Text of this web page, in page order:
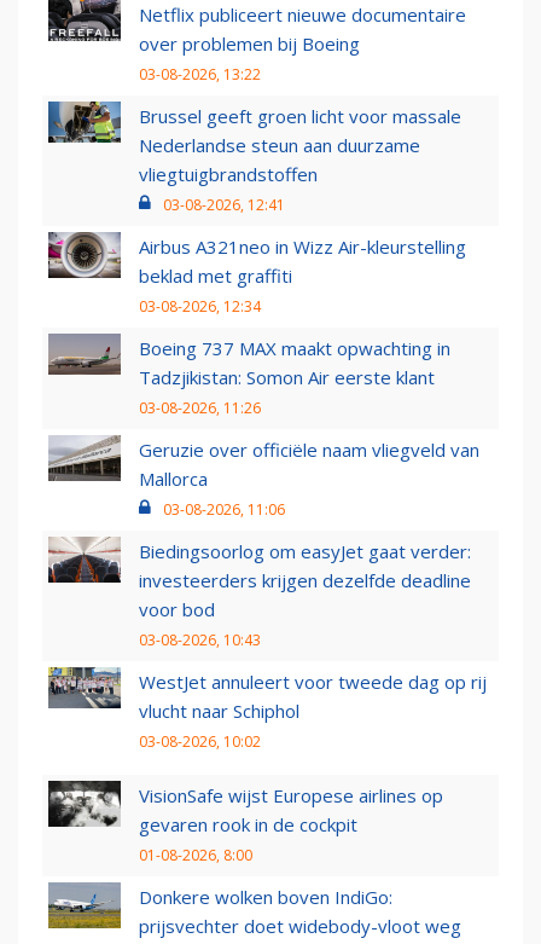
Netflix publiceert nieuwe documentaire
over problemen bij Boeing
03-08-2026, 13:22
Brussel geeft groen licht voor massale
Nederlandse steun aan duurzame
vliegtuigbrandstoffen
03-08-2026, 12:41
Airbus A321neo in Wizz Air-kleurstelling
beklad met graffiti
03-08-2026, 12:34
Boeing 737 MAX maakt opwachting in
Tadzjikistan: Somon Air eerste klant
03-08-2026, 11:26
Geruzie over officiële naam vliegveld van
Mallorca
03-08-2026, 11:06
Biedingsoorlog om easyJet gaat verder:
investeerders krijgen dezelfde deadline
voor bod
03-08-2026, 10:43
WestJet annuleert voor tweede dag op rij
vlucht naar Schiphol
03-08-2026, 10:02
VisionSafe wijst Europese airlines op
gevaren rook in de cockpit
01-08-2026, 8:00
Donkere wolken boven IndiGo:
prijsvechter doet widebody-vloot weg